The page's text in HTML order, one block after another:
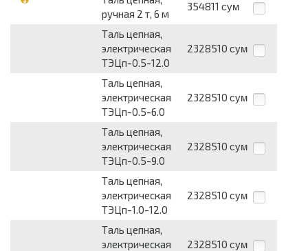
ручная 2 т, 6 м
354811 сум
Таль цепная,
электрическая
ТЭЦп-0.5-12.0
2328510 сум
Таль цепная,
электрическая
ТЭЦп-0.5-6.0
2328510 сум
Таль цепная,
электрическая
ТЭЦп-0.5-9.0
2328510 сум
Таль цепная,
электрическая
ТЭЦп-1.0-12.0
2328510 сум
Таль цепная,
электрическая
2328510 сум